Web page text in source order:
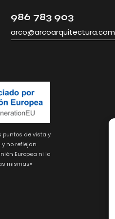
986 783 903
arco@arcoarquitectura.com
puntos de vista y
no reflejan
Europea ni la
mismas»